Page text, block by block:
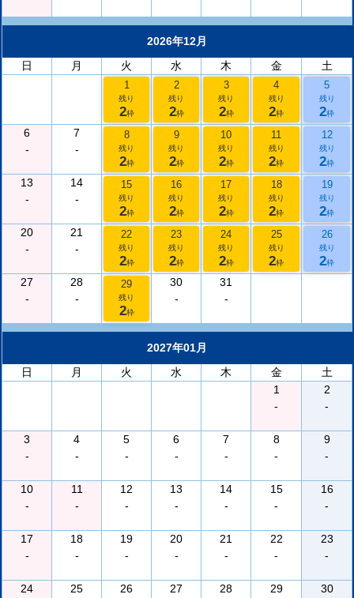
2026年12月
日
月 火 水 木 金 土
1
残り
2枠
2
残り
2枠
3
残り
2枠
4
残り
2枠
5
残り
2枠
6
-
7
-
8
残り
2枠
9
残り
2枠
10
残り
2枠
11
残り
2枠
12
残り
2枠
13
-
14
-
15
残り
2枠
16
残り
2枠
17
残り
2枠
18
残り
2枠
19
残り
2枠
20
-
21
-
22
残り
2枠
23
残り
2枠
24
残り
2枠
25
残り
2枠
26
残り
2枠
27
-
28
-
29
残り
2枠
30
-
31
-
2027年01月
日
月 火 水 木 金
土
1
-
2
-
3
-
4
-
5
-
6
-
7
-
8
-
9
-
10
-
11
-
12
-
13
-
14
-
15
-
16
-
17
-
18
-
19
-
20
-
21
-
22
-
23
-
24
25
26
27
28
29
30